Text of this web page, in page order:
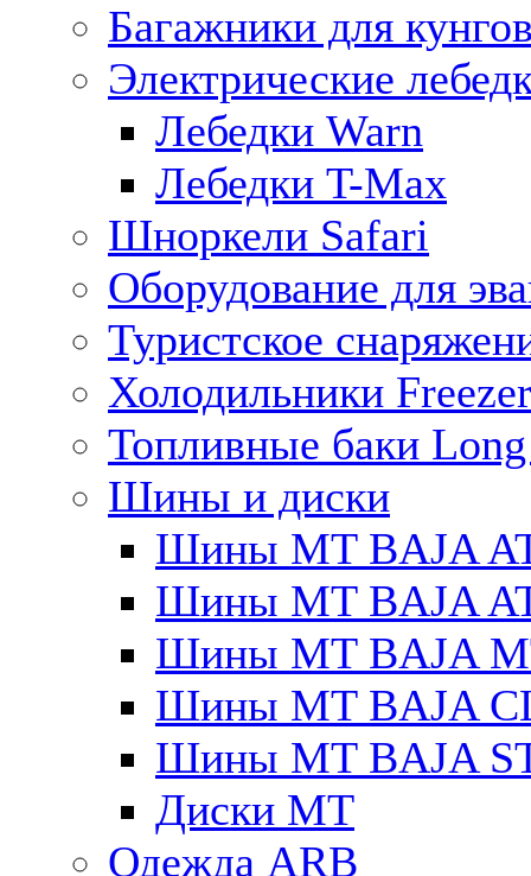
Багажники для
Электрические
Лебедки Warn
Лебедки T-Max
Шноркели Safari
Оборудование для
Туристское
Холодильники
Топливные баки
Шины и диски
Шины MT BAJA
Шины MT BAJA
Шины MT BAJA
Шины MT BAJA
Шины MT BAJA
Диски MT
Одежда ARB